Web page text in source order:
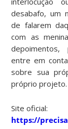
desabafo, um
de falarem
com as
entre em
sobre sua
próprio projeto.
Site oficial:
https://